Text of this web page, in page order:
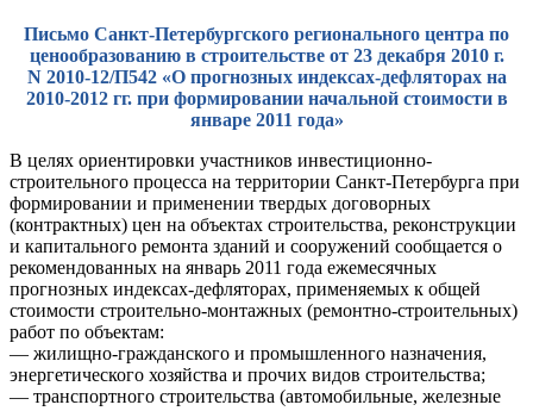
Письмо Санкт-Петербургского регионального центра по
ценообразованию в строительстве от 23 декабря 2010 г.
N 2010-12/П542 «О прогнозных индексах-дефляторах на
2010-2012 гг. при формировании начальной стоимости в
январе 2011 года»
В целях ориентировки участников инвестиционно-
строительного процесса на территории Санкт-Петербурга при
формировании и применении твердых договорных
(контрактных) цен на объектах строительства, реконструкции
и капитального ремонта зданий и сооружений сообщается о
рекомендованных на январь 2011 года ежемесячных
прогнозных индексах-дефляторах, применяемых к общей
стоимости строительно-монтажных (ремонтно-строительных)
работ по объектам:
— жилищно-гражданского и промышленного назначения,
энергетического хозяйства и прочих видов строительства;
— транспортного строительства (автомобильные, железные